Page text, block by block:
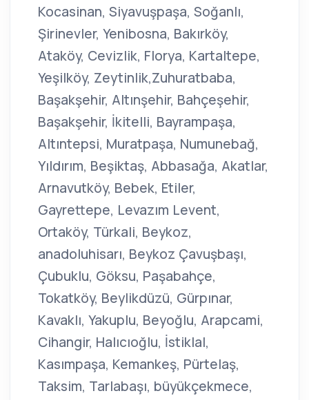
Kocasinan, Siyavuşpaşa, Soğanlı,
Şirinevler, Yenibosna, Bakırköy,
Ataköy, Cevizlik, Florya, Kartaltepe,
Yeşilköy, Zeytinlik,Zuhuratbaba,
Başakşehir, Altınşehir, Bahçeşehir,
Başakşehir, İkitelli, Bayrampaşa,
Altıntepsi, Muratpaşa, Numunebağ,
Yıldırım, Beşiktaş, Abbasağa, Akatlar,
Arnavutköy, Bebek, Etiler,
Gayrettepe, Levazım Levent,
Ortaköy, Türkali, Beykoz,
anadoluhisarı, Beykoz Çavuşbaşı,
Çubuklu, Göksu, Paşabahçe,
Tokatköy, Beylikdüzü, Gürpınar,
Kavaklı, Yakuplu, Beyoğlu, Arapcami,
Cihangir, Halıcıoğlu, İstiklal,
Kasımpaşa, Kemankeş, Pürtelaş,
Taksim, Tarlabaşı, büyükçekmece,